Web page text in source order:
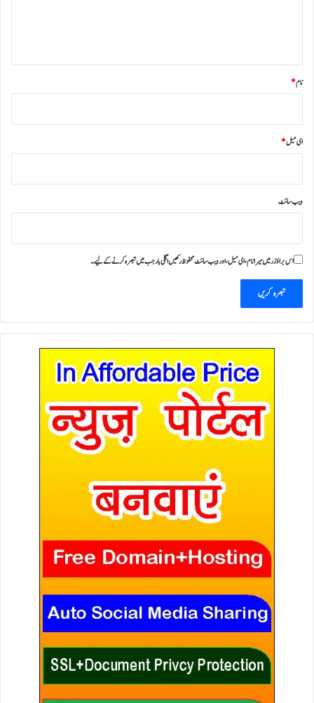
نام*
ای میل*
ویب‌ سائٹ
اس براؤزر میں میرا نام، ای میل، اور ویب سائٹ محفوظ رکھیں اگلی بار جب میں تبصرہ کرنے کےلیے۔